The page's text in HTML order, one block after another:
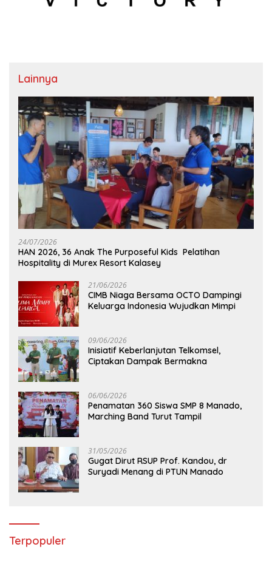
Lainnya
24/07/2026
HAN 2026, 36 Anak The Purposeful Kids Pelatihan
Hospitality di Murex Resort Kalasey
21/06/2026
CIMB Niaga Bersama OCTO Dampingi
Keluarga Indonesia Wujudkan Mimpi
09/06/2026
Inisiatif Keberlanjutan Telkomsel,
Ciptakan Dampak Bermakna
06/06/2026
Penamatan 360 Siswa SMP 8 Manado,
Marching Band Turut Tampil
31/05/2026
Gugat Dirut RSUP Prof. Kandou, dr
Suryadi Menang di PTUN Manado
Terpopuler